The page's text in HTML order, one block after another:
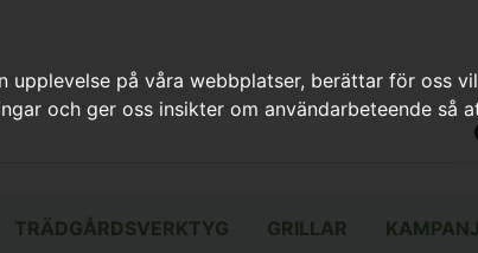
TRÄDGÅRDSVERKTYG GRILLAR
på våra webbplatser, berättar för oss
och ger oss insikter om användarbeteende så